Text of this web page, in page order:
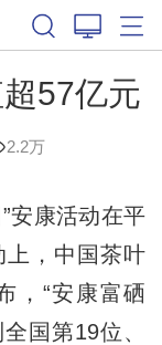
57亿元
2.2万
康活动在平
上，中国茶叶
，“安康富硒
国第19位、